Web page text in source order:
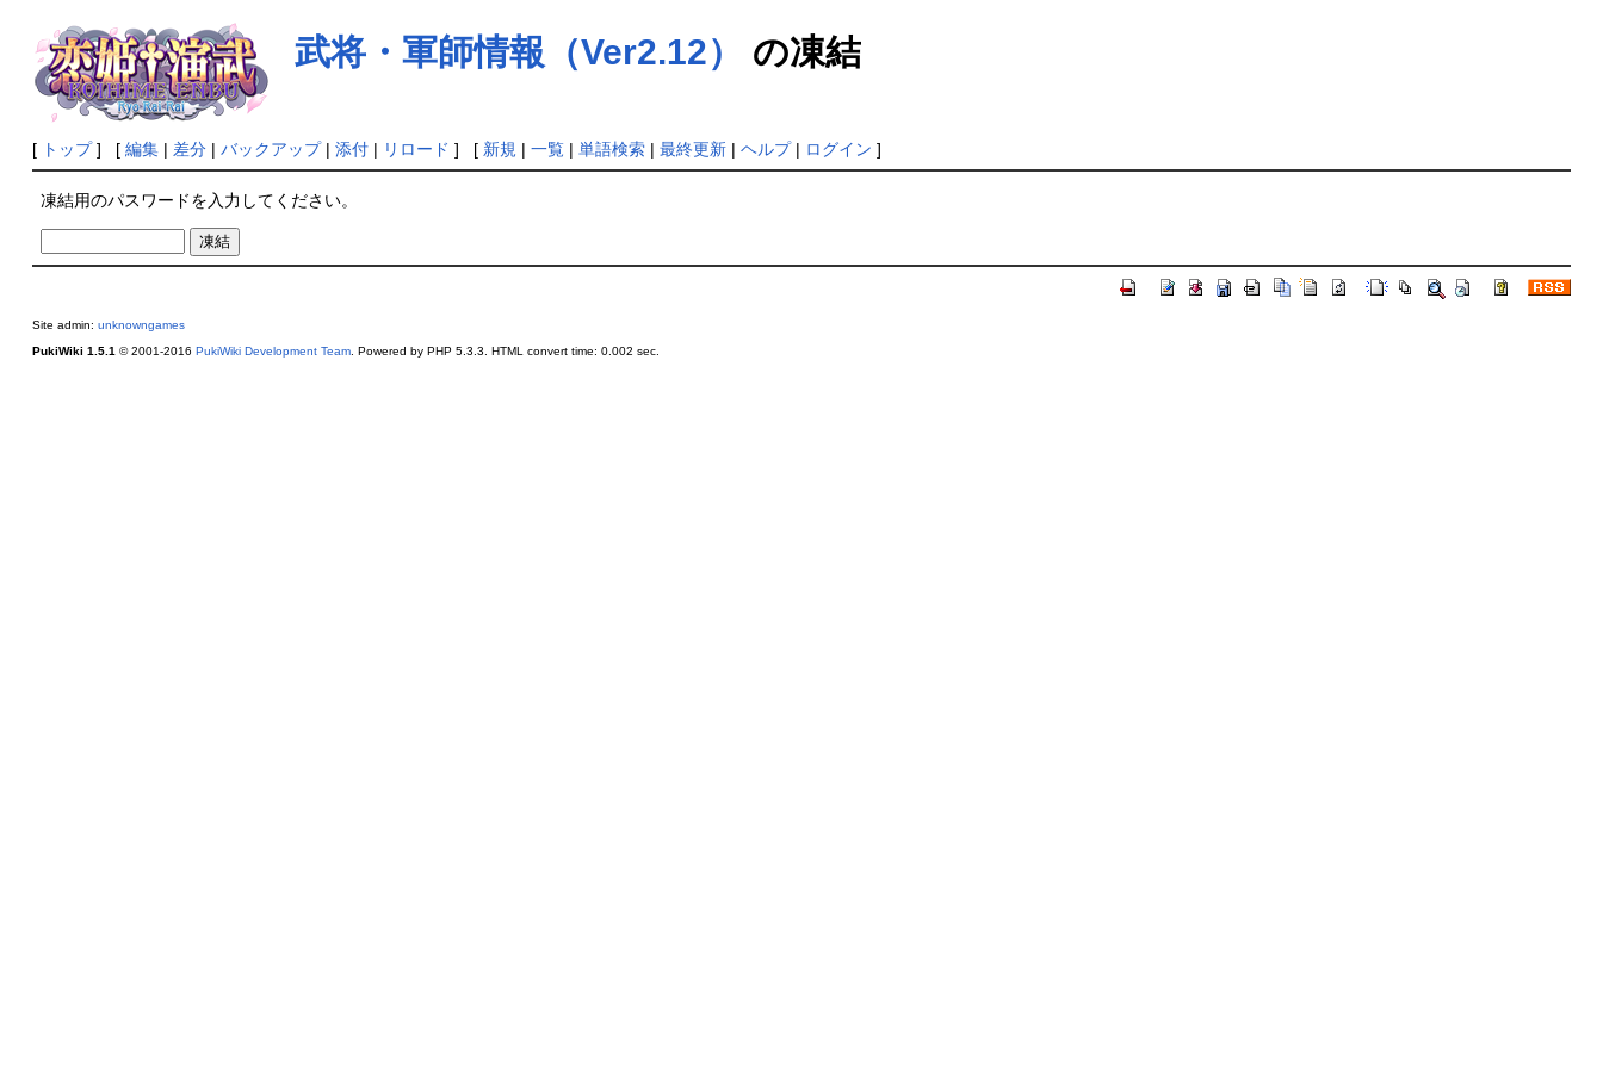
武将・軍師情報（Ver2.12） の凍結
[ トップ] [ 編集| 差分| バックアップ| 添付| リロード ] [ 新規 | 一覧| 単語検索| 最終更新| ヘルプ| ログイン ]
凍結用のパスワードを入力してください。
Site admin: unknowngames
PukiWiki 1.5.1© 2001-2016 PukiWiki Development Team. Powered by PHP 5.3.3. HTML convert time: 0.002 sec.